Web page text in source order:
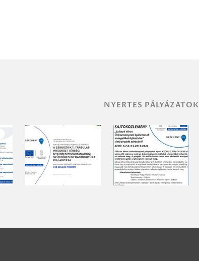
NYERTES PÁLYÁZATOK